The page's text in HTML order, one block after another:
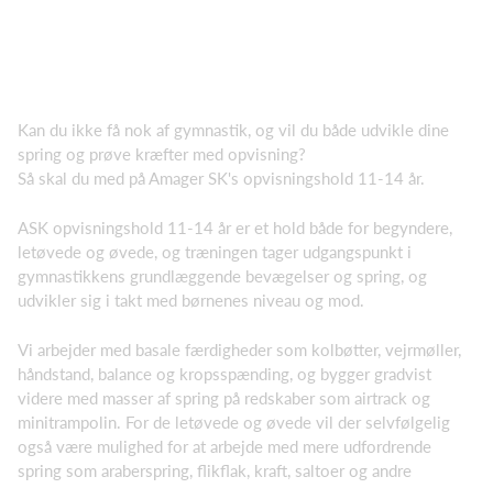
Kan du ikke få nok af gymnastik, og vil du både udvikle dine
spring og prøve kræfter med opvisning?
Så skal du med på Amager SK's opvisningshold 11-14 år.
ASK opvisningshold 11-14 år er et hold både for begyndere,
letøvede og øvede, og træningen tager udgangspunkt i
gymnastikkens grundlæggende bevægelser og spring, og
udvikler sig i takt med børnenes niveau og mod.
Vi arbejder med basale færdigheder som kolbøtter, vejrmøller,
håndstand, balance og kropsspænding, og bygger gradvist
videre med masser af spring på redskaber som airtrack og
minitrampolin. For de letøvede og øvede vil der selvfølgelig
også være mulighed for at arbejde med mere udfordrende
spring som araberspring, flikflak, kraft, saltoer og andre